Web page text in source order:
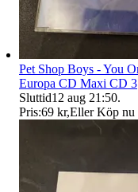
Pet Shop Boys - You
Europa CD Maxi CD 3
Sluttid12 aug 21:50.
Pris:69 kr,Eller Köp nu